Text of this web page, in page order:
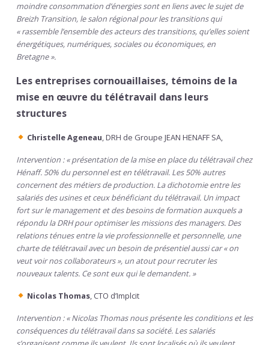
moindre consommation d’énergies sont en liens avec le sujet de
Breizh Transition, le salon régional pour les transitions qui
« rassemble l’ensemble des acteurs des transitions, qu’elles soient
énergétiques, numériques, sociales ou économiques, en
Bretagne ».
Les entreprises cornouaillaises, témoins de la
mise en œuvre du télétravail dans leurs
structures
Christelle Ageneau, DRH de Groupe JEAN HENAFF SA,
Intervention : « présentation de la mise en place du télétravail chez
Hénaff. 50% du personnel est en télétravail. Les 50% autres
concernent des métiers de production. La dichotomie entre les
salariés des usines et ceux bénéficiant du télétravail. Un impact
fort sur le management et des besoins de formation auxquels a
répondu la DRH pour optimiser les missions des managers. Des
relations ténues entre la vie professionnelle et personnelle, une
charte de télétravail avec un besoin de présentiel aussi car « on
veut voir nos collaborateurs », un atout pour recruter les
nouveaux talents. Ce sont eux qui le demandent. »
Nicolas Thomas, CTO d’Implcit
Intervention : « Nicolas Thomas nous présente les conditions et les
conséquences du télétravail dans sa société. Les salariés